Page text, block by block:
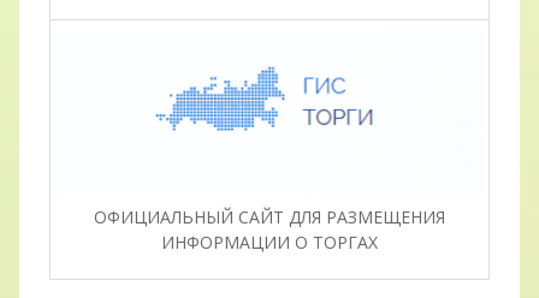
ОФИЦИАЛЬНЫЙ САЙТ ДЛЯ РАЗМЕЩЕНИЯ
ИНФОРМАЦИИ О ТОРГАХ